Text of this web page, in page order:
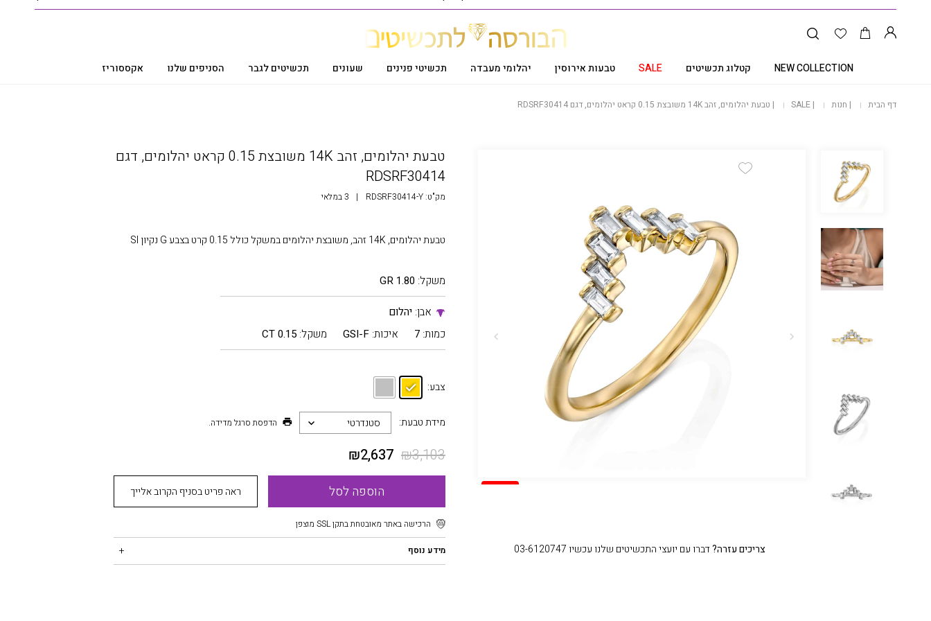
NEW COLLECTION קטלוג תכשיטים SALE טבעות אירוסין יהלומי מעבדה תכשיטי פנינים שעונים תכשיטים לגבר הסניפים שלנו אקססוריז
דף הבית | חנות |
SALE
| טבעת יהלומים, זהב 14K משובצת 0.15 קראט יהלומים, דגם RDSRF30414
SALE
צריכים עזרה?דברו עם יועצי התכשיטים שלנו עכשיו 03-6120747
טבעת יהלומים, זהב 14K משובצת 0.15 קראט יהלומים, דגם
RDSRF30414
מק"ט:RDSRF30414-Y
| 3 במלאי
צבע:
מידת טבעת: סטנדרטי הדפסת סרגל מדידה.
₪3,103
₪2,637
הוספה לסל ראה פריט בסניף הקרוב אלייך
הרכישה באתר מאובטחת בתקן SSL מוצפן
טבעת יהלומים, 14K זהב, משובצת יהלומים במשקל כולל 0.15 קרט בצבע G נקיון SI
משקל: 1.80 GR
אבן:יהלום
כמות: 7 איכות: GSI-F משקל: 0.15 CT
מידע נוסף